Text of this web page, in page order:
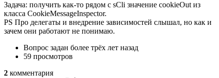
Задача: получить как-то рядом с sCli значение cookieOut из
класса CookieMessageInspector.
PS Про делегаты и внедрение зависимостей слышал, но как и
зачем они работают не понимаю.
Вопрос задан более трёх лет назад
59 просмотров
2 комментария